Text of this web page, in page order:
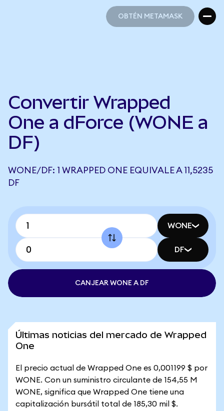
OBTÉN METAMASK
Convertir Wrapped
One a dForce (WONE a
DF)
WONE/DF: 1 WRAPPED ONE EQUIVALE A 11,5235
DF
WONE
DF
CANJEAR WONE A DF
Últimas noticias del mercado de Wrapped
One
El precio actual de Wrapped One es 0,001199 $ por
WONE. Con un suministro circulante de 154,55 M
WONE, significa que Wrapped One tiene una
capitalización bursátil total de 185,30 mil $.